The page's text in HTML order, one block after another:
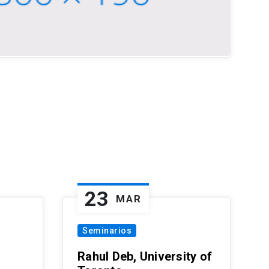
23 MAR
Seminarios
Rahul Deb, University of